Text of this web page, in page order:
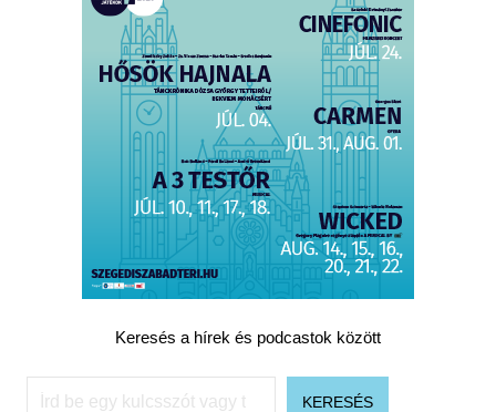
Keresés a hírek és podcastok között
Keresés
KERESÉS